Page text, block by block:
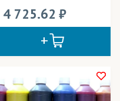
4 725.62